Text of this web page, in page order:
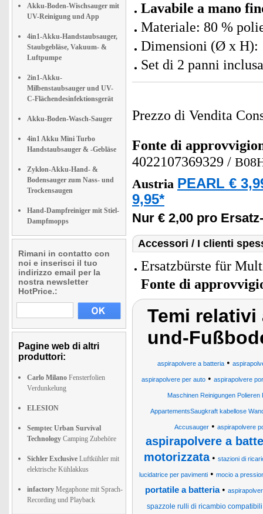
Akku-Boden-Wischsauger mit
UV-Reinigung und App
4in1-Akku-Handstaubsauger,
Staubgebläse, Vakuum- &
Luftpumpe
2in1-Akku-
Milbenstaubsauger und UV-
C-Flächendesinfektionsgerät
Akku-Boden-Wasch-Sauger
4in1 Akku Mini Turbo
Handstaubsauger & -Gebläse
Zyklon-Akku-Hand- &
Bodensauger zum Nass- und
Trockensaugen
Hand-Dampfreiniger mit Stiel-
Dampfmopps
Rimani in contatto con
noi e inserisci il tuo
indirizzo email per la
nostra newsletter
HotPrice.:
Pagine web di altri
produttori:
Carlo Milano Fensterfolien
Verdunkelung
ELESION
Semptec Urban Survival
Technology Camping Zubehöre
Sichler Exclusive Luftkühler mit
elektrische Kühlakkus
infactory Megaphone mit Sprach-
Recording und Playback
Lavabile a mano
Materiale: 80 %
Dimensioni (Ø x H):
Set di 2 panni
Prezzo di Vendita
Fonte di
4022107369329 /
Austria PEARL €
9,95*
Nur € 2,00 pro
Accessori / I clienti
Ersatzbürste für
Fonte di
Temi relativi
und-
aspirapolvere a batteria •
aspirapolvere per auto• aspirapolvere
Maschinen Reinigungen
AppartementsSaugkraft kabellose
Accusauger • aspirapolvere
aspirapolvere a
motorizzata• stazioni di
lucidatrice per pavimenti • mocio a
portatile a batteria•
spazzole rulli di ricambio